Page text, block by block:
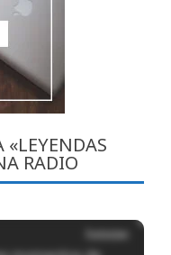
«LEYENDAS
RADIO